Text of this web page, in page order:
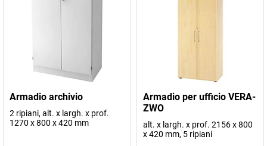
Armadio archivio
2 ripiani, alt. x largh. x prof.
1270 x 800 x 420 mm
Armadio per ufficio VERA-
ZWO
alt. x largh. x prof. 2156 x 800
x 420 mm, 5 ripiani